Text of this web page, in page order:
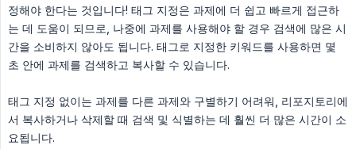
정해야 한다는 것입니다! 태그 지정은 과제에 더 쉽고 빠르게 접근하
는 데 도움이 되므로, 나중에 과제를 사용해야 할 경우 검색에 많은 시
간을 소비하지 않아도 됩니다. 태그로 지정한 키워드를 사용하면 몇
초 안에 과제를 검색하고 복사할 수 있습니다.
태그 지정 없이는 과제를 다른 과제와 구별하기 어려워, 리포지토리에
서 복사하거나 삭제할 때 검색 및 식별하는 데 훨씬 더 많은 시간이 소
요됩니다.